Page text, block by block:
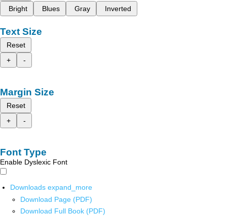
Bright
Blues Gray Inverted
Text Size
Reset
+
-
Margin Size
Reset
+
-
Font Type
Enable Dyslexic Font
Downloads expand_more
Download Page (PDF)
Download Full Book (PDF)